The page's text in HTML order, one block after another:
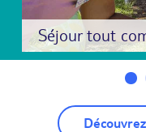
Séjour tout